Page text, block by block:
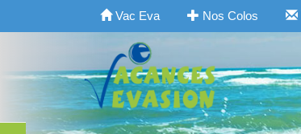
Vac Eva Nos Colos